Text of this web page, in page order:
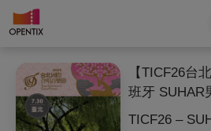
【TICF26台
班牙 SUHAR
TICF26 –